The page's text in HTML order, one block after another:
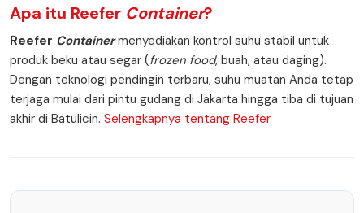
Apa itu Reefer Container?
Reefer Containermenyediakan kontrol suhu stabil untuk
produk beku atau segar (frozen food, buah, atau daging).
Dengan teknologi pendingin terbaru, suhu muatan Anda tetap
terjaga mulai dari pintu gudang di Jakarta hingga tiba di tujuan
akhir di Batulicin. Selengkapnya tentang Reefer.